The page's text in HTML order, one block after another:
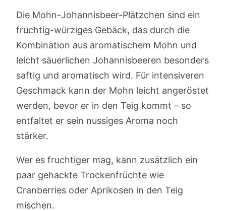
Die Mohn-Johannisbeer-Plätzchen sind ein
fruchtig-würziges Gebäck, das durch die
Kombination aus aromatischem Mohn und
leicht säuerlichen Johannisbeeren besonders
saftig und aromatisch wird. Für intensiveren
Geschmack kann der Mohn leicht angeröstet
werden, bevor er in den Teig kommt – so
entfaltet er sein nussiges Aroma noch
stärker.
Wer es fruchtiger mag, kann zusätzlich ein
paar gehackte Trockenfrüchte wie
Cranberries oder Aprikosen in den Teig
mischen.